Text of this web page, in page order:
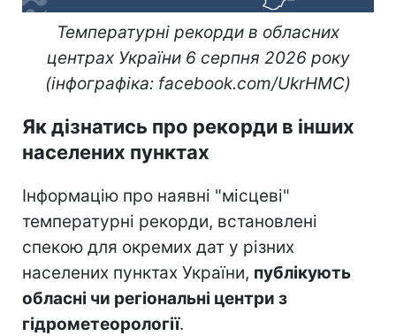
Температурні рекорди в обласних
центрах України 6 серпня 2026 року
(інфографіка: facebook.com/UkrHMC)
Як дізнатись про рекорди в інших
населених пунктах
Інформацію про наявні "місцеві"
температурні рекорди, встановлені
спекою для окремих дат у різних
населених пунктах України, публікують
обласні чи регіональні центри з
гідрометеорології.